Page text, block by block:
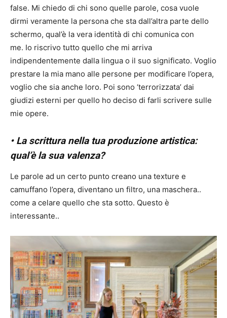
false. Mi chiedo di chi sono quelle parole, cosa vuole
dirmi veramente la persona che sta dall’altra parte dello
schermo, qual’è la vera identità di chi comunica con
me. Io riscrivo tutto quello che mi arriva
indipendentemente dalla lingua o il suo significato. Voglio
prestare la mia mano alle persone per modificare l’opera,
voglio che sia anche loro. Poi sono ‘terrorizzata’ dai
giudizi esterni per quello ho deciso di farli scrivere sulle
mie opere.
• La scrittura nella tua produzione artistica:
qual’è la sua valenza?
Le parole ad un certo punto creano una texture e
camuffano l’opera, diventano un filtro, una maschera..
come a celare quello che sta sotto. Questo è
interessante..